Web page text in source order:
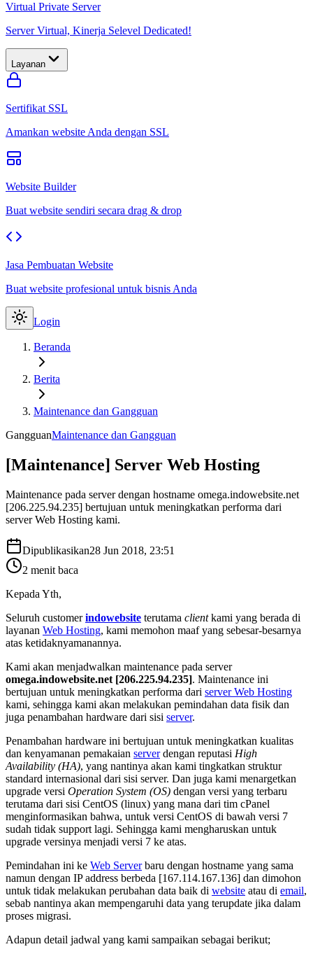
Virtual Private Server
Server Virtual, Kinerja Selevel Dedicated!
Layanan
Sertifikat SSL
Amankan website Anda dengan SSL
Website Builder
Buat website sendiri secara drag & drop
Jasa Pembuatan Website
Buat website profesional untuk bisnis Anda
Login
Beranda
Berita
Maintenance dan Gangguan
GangguanMaintenance dan Gangguan
[Maintenance] Server Web Hosting
Maintenance pada server dengan hostname omega.indowebsite.net
[206.225.94.235] bertujuan untuk meningkatkan performa dari
server Web Hosting kami.
Dipublikasikan28 Jun 2018, 23:51
2 menit baca
Kepada Yth,
Seluruh customerindowebsite terutama clientkami yang berada di
layanan Web Hosting, kami memohon maaf yang sebesar-besarnya
atas ketidaknyamanannya.
Kami akan menjadwalkan maintenance pada server
omega.indowebsite.net [206.225.94.235]. Maintenance ini
bertujuan untuk meningkatkan performa dari server Web Hosting
kami, sehingga kami akan melakukan pemindahan data fisik dan
juga penambahan hardware dari sisi server.
Penambahan hardware ini bertujuan untuk meningkatkan kualitas
dan kenyamanan pemakaian serverdengan reputasi High
Availability (HA), yang nantinya akan kami tingkatkan struktur
standard internasional dari sisi server. Dan juga kami menargetkan
upgrade versi Operation System (OS) dengan versi yang terbaru
terutama dari sisi CentOS (linux) yang mana dari tim cPanel
menginformasikan bahwa, untuk versi CentOS di bawah versi 7
sudah tidak support lagi. Sehingga kami mengharuskan untuk
upgrade versinya menjadi versi 7 ke atas.
Pemindahan ini ke Web Serverbaru dengan hostname yang sama
namun dengan IP address berbeda [167.114.167.136] dan dimohon
untuk tidak melakukan perubahan data baik di website atau di email,
sebab nantinya akan mempengaruhi data yang terupdate jika dalam
proses migrasi.
Adapun detail jadwal yang kami sampaikan sebagai berikut;